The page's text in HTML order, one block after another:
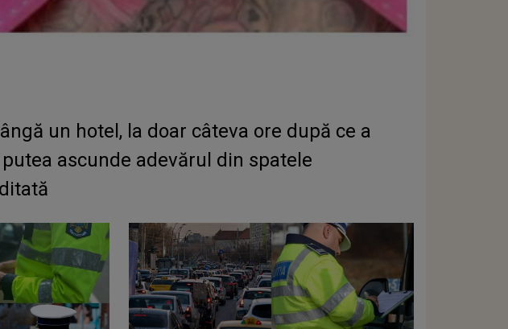
un hotel, la doar câteva ore după ce a
ascunde adevărul din spatele